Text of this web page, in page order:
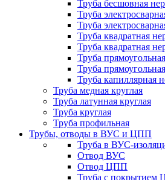
Труба бесшовная
Труба
Труба
Труба квадратная
Труба квадратная
Труба
Труба
Труба капиллярная
Труба медная круглая
Труба латунная круглая
Труба круглая
Труба профильная
Трубы, отводы в ВУС и ЦПП
Труба в ВУС-
Отвод ВУС
Отвод ЦПП
Труба с покрытием